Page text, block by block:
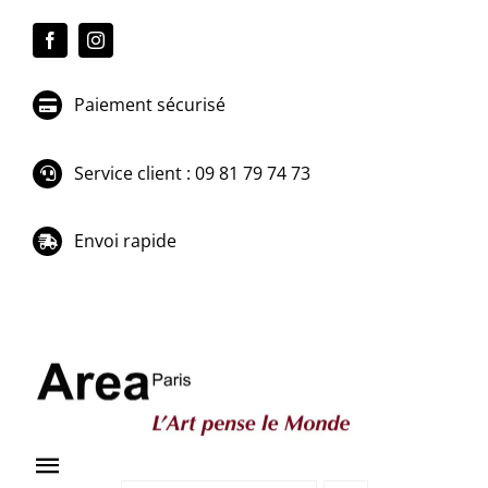
Paiement sécurisé
Service client : 09 81 79 74 73
Envoi rapide